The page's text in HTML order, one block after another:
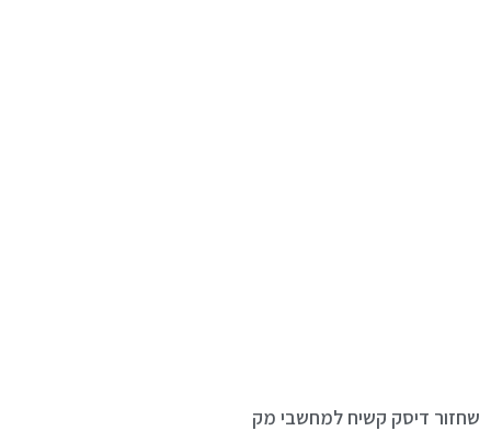
שחזור דיסק קשיח למחשבי מק